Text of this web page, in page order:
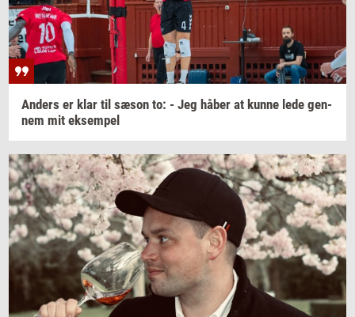
An­ders er klar til sæson to: - Jeg håber at kunne lede gen­
nem mit ek­sem­pel